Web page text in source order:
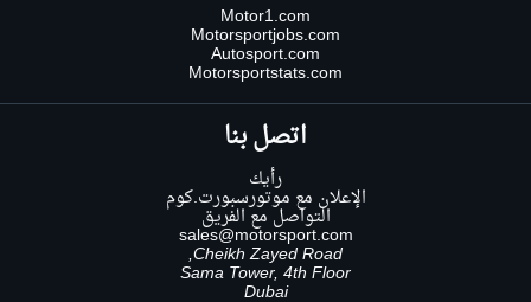
Motor1.com
Motorsportjobs.com
Autosport.com
Motorsportstats.com
اتصل بنا
رأيك
الإعلان مع موتورسبورت.كوم
التواصل مع الفريق
sales@motorsport.com
Cheikh Zayed Road,
Sama Tower, 4th Floor
Dubai